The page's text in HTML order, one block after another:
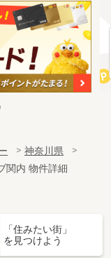
神奈川県
関内 物件詳細
「住みたい街」
を見つけよう